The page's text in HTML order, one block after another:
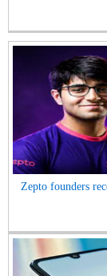
Zepto founders